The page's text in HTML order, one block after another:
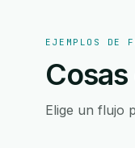
EJEMPLOS DE
Elige un flujo